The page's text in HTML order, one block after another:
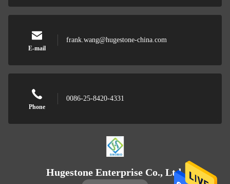
E-mail
frank.wang@hugestone-china.com
Phone
0086-25-8420-4331
Hugestone Enterprise Co., Ltd.